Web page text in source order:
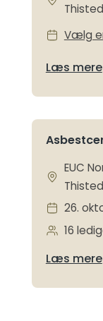
Thisted
Vælg
Læs mere
EUC
Thisted
26.
16
Læs mere